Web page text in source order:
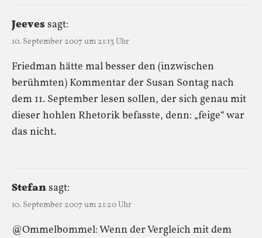
Jeevessagt:
10. September 2007 um 21:13 Uhr
Friedman hätte mal besser den (inzwischen
berühmten) Kommentar der Susan Sontag nach
dem 11. September lesen sollen, der sich genau mit
dieser hohlen Rhetorik befasste, denn: „feige“ war
das nicht.
Stefansagt:
10. September 2007 um 21:20 Uhr
@Ommelbommel: Wenn der Vergleich mit dem